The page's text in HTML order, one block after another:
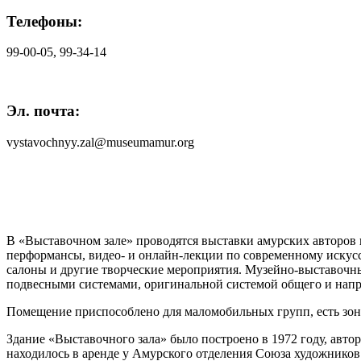
Телефоны:
99-00-05, 99-34-14
Эл. почта:
vystavochnyy.zal@museumamur.org
В «Выставочном зале» проводятся выставки амурских
перформансы, видео- и онлайн-лекции по современному
салоны и другие творческие мероприятия. Музейно-
подвесными системами, оригинальной системой общего и
Помещение приспособлено для маломобильных групп, есть
Здание «Выставочного зала» было построено в 1972 году,
находилось в аренде у Амурского отделения Союза